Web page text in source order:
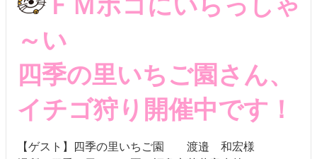
ＦＭポコにいらっしゃ
～い
四季の里いちご園さん、
イチゴ狩り開催中です！
【ゲスト】四季の里いちご園 渡邉 和宏様